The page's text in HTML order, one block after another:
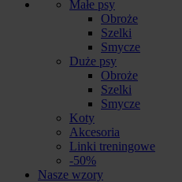
Małe psy
Obroże
Szelki
Smycze
Duże psy
Obroże
Szelki
Smycze
Koty
Akcesoria
Linki treningowe
-50%
Nasze wzory